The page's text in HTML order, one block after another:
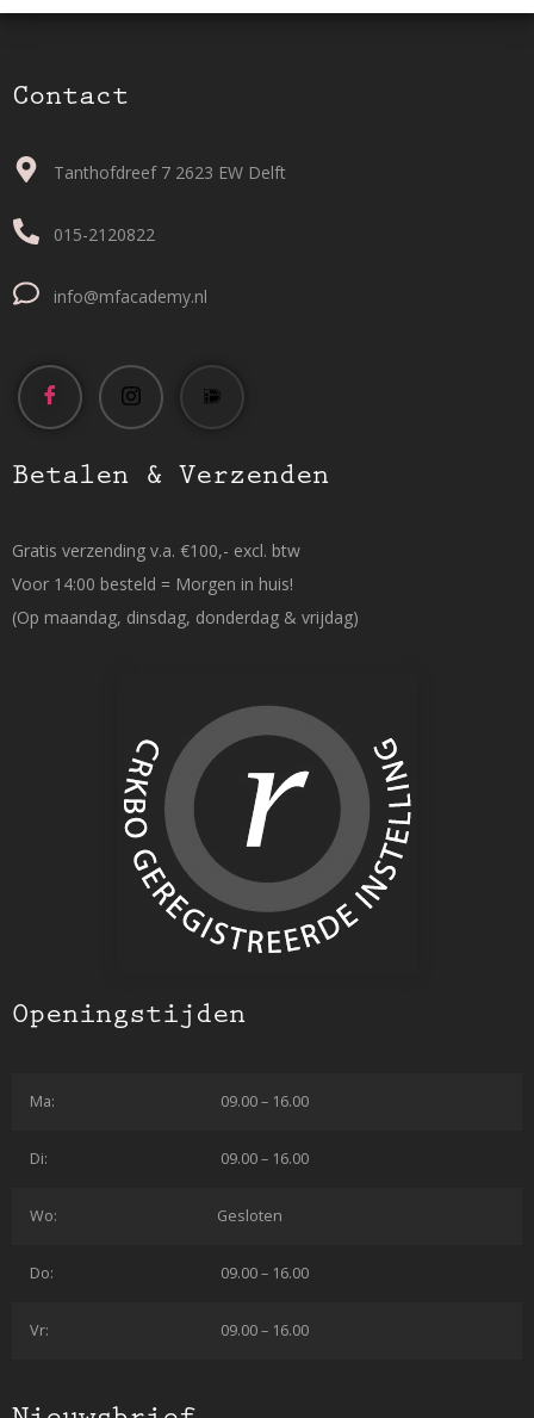
Contact
Tanthofdreef 7 2623 EW Delft
015-2120822
info@mfacademy.nl
Betalen & Verzenden
Gratis verzending v.a. €100,- excl. btw
Voor 14:00 besteld = Morgen in huis!
(Op maandag, dinsdag, donderdag & vrijdag)
Openingstijden
Ma: 09.00 – 16.00
Di: 09.00 – 16.00
Wo: Gesloten
Do: 09.00 – 16.00
Vr: 09.00 – 16.00